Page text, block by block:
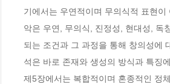
기에서는 우연적이며 무의식적 표현
악은 우연, 무의식, 진정성, 현대성, 독
되는 조건과 그 과정을 통해 창의성에
석은 바로 존재와 생성의 방식과 특징
제5장에서는 복합적이며 혼종적인 정